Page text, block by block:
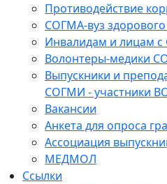
Противодействие
СОГМА-вуз
Инвалидам и лицам
Волонтеры-медики
Выпускники и
СОГМИ - участники
Вакансии
Анкета для опроса
Ассоциация
МЕДМОЛ
Ссылки